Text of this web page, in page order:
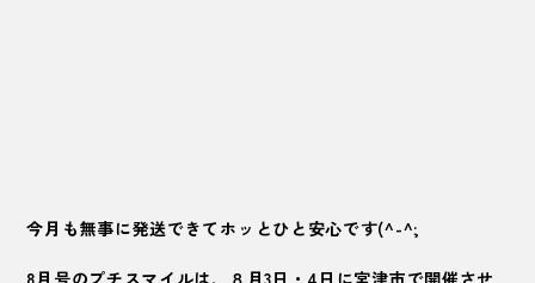
今月も無事に発送できてホッとひと安心です(^-^;
8月号のプチスマイルは、８月3日・4日に宮津市で開催させ